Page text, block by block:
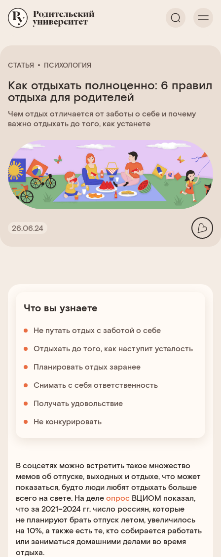
СТАТЬЯ ПСИХОЛОГИЯ
Как отдыхать полноценно: 6 правил
отдыха для родителей
Чем отдых отличается от заботы о себе и почему
важно отдыхать до того, как устанете
26.06.24
Что вы узнаете
Не путать отдых с заботой о себе
Отдыхать до того, как наступит усталость
Планировать отдых заранее
Снимать с себя ответственность
Получать удовольствие
Не конкурировать
В соцсетях можно встретить такое множество
мемов об отпуске, выходных и отдыхе, что может
показаться, будто люди любят отдыхать больше
всего на свете. На деле опрос ВЦИОМ показал,
что за 2021–2024 гг. число россиян, которые
не планируют брать отпуск летом, увеличилось
на 10%, а также есть те, кто собирается работать
или заниматься домашними делами во время
отдыха.